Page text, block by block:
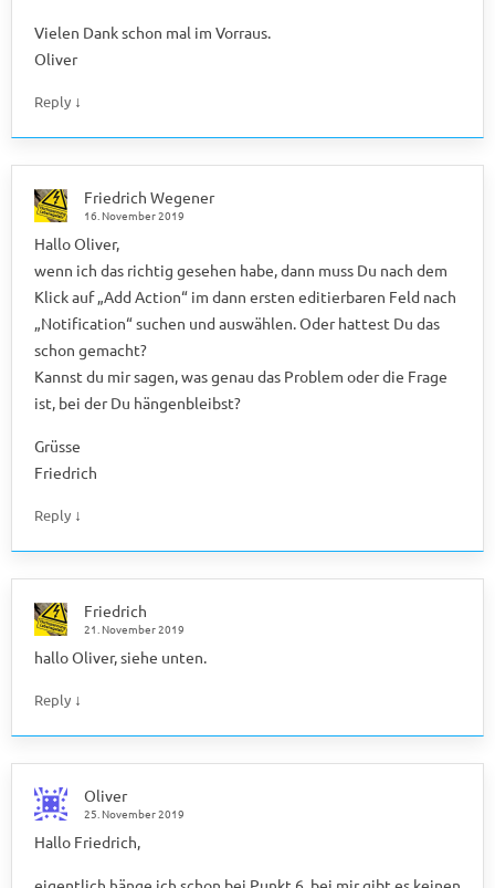
Vielen Dank schon mal im Vorraus.
Oliver
Reply ↓
Friedrich Wegener
16. November 2019
Hallo Oliver,
wenn ich das richtig gesehen habe, dann muss Du nach dem
Klick auf „Add Action“ im dann ersten editierbaren Feld nach
„Notification“ suchen und auswählen. Oder hattest Du das
schon gemacht?
Kannst du mir sagen, was genau das Problem oder die Frage
ist, bei der Du hängenbleibst?
Grüsse
Friedrich
Reply ↓
Friedrich
21. November 2019
hallo Oliver, siehe unten.
Reply ↓
Oliver
25. November 2019
Hallo Friedrich,